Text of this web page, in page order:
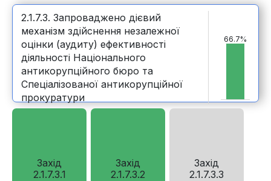
2.1.7.3. Запроваджено дієвий
механізм здійснення незалежної
оцінки (аудиту) ефективності
діяльності Національного
антикорупційного бюро та
Спеціалізованої антикорупційної
прокуратури
66.7%
Захід
2.1.7.3.1
Захід
2.1.7.3.2
Захід
2.1.7.3.3